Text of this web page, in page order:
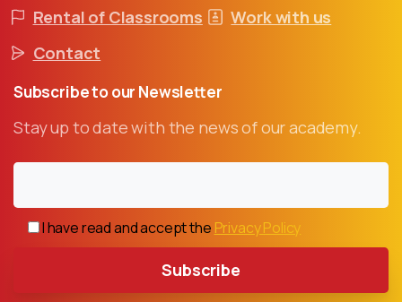
Rental of Classrooms
Work with us
Contact
Subscribetoour Newsletter
Stay up to date with the news of our academy.
I have read and accept the Privacy Policy